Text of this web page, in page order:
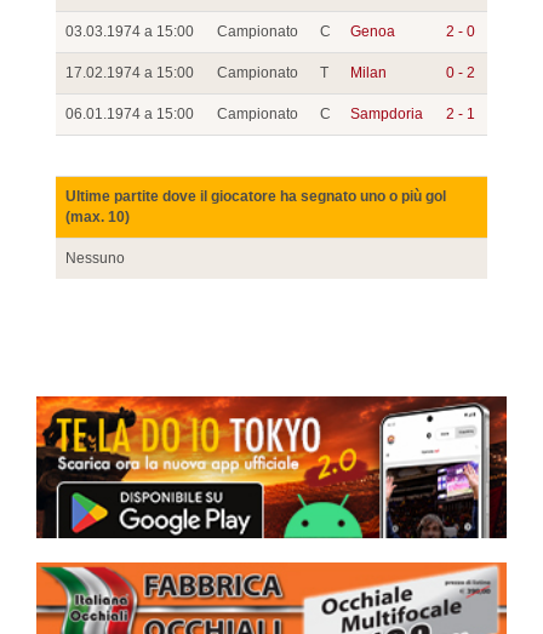
03.03.1974 a 15:00 Campionato C Genoa 2 - 0
17.02.1974 a 15:00 Campionato T Milan 0 - 2
06.01.1974 a 15:00 Campionato C Sampdoria 2 - 1
Ultime partite dove il giocatore ha segnato uno o più gol
(max. 10)
Nessuno